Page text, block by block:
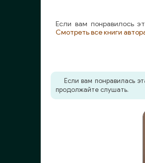
Если вам понравилось
Смотреть все книги
Если вам понравилась
продолжайте слушать.